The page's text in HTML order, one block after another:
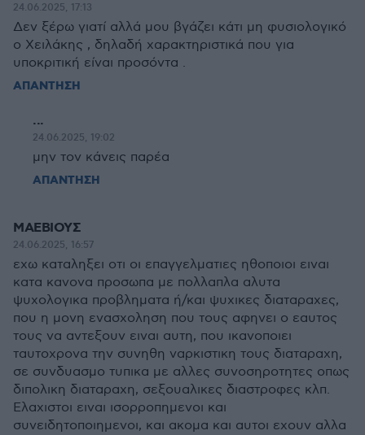
24.06.2025, 17:13
Δεν ξέρω γιατί αλλά μου βγάζει κάτι μη φυσιολογικό
ο Χειλάκης , δηλαδή χαρακτηριστικά που για
υποκριτική είναι προσόντα .
ΑΠΑΝΤΗΣΗ
...
24.06.2025, 19:02
μην τον κάνεις παρέα
ΑΠΑΝΤΗΣΗ
ΜΑΕΒΙΟΥΣ
24.06.2025, 16:57
εχω καταληξει οτι οι επαγγελματιες ηθοποιοι ειναι
κατα κανονα προσωπα με πολλαπλα αλυτα
ψυχολογικα προβληματα ή/και ψυχικες διαταραχες,
που η μονη ενασχοληση που τους αφηνει ο εαυτος
τους να αντεξουν ειναι αυτη, που ικανοποιει
ταυτοχρονα την συνηθη ναρκιστικη τους διαταραχη,
σε συνδυασμο τυπικα με αλλες συνοσηροτητες οπως
διπολικη διαταραχη, σεξουαλικες διαστροφες κλπ.
Ελαχιστοι ειναι ισορροπημενοι και
συνειδητοποιημενοι, και ακομα και αυτοι εχουν αλλα